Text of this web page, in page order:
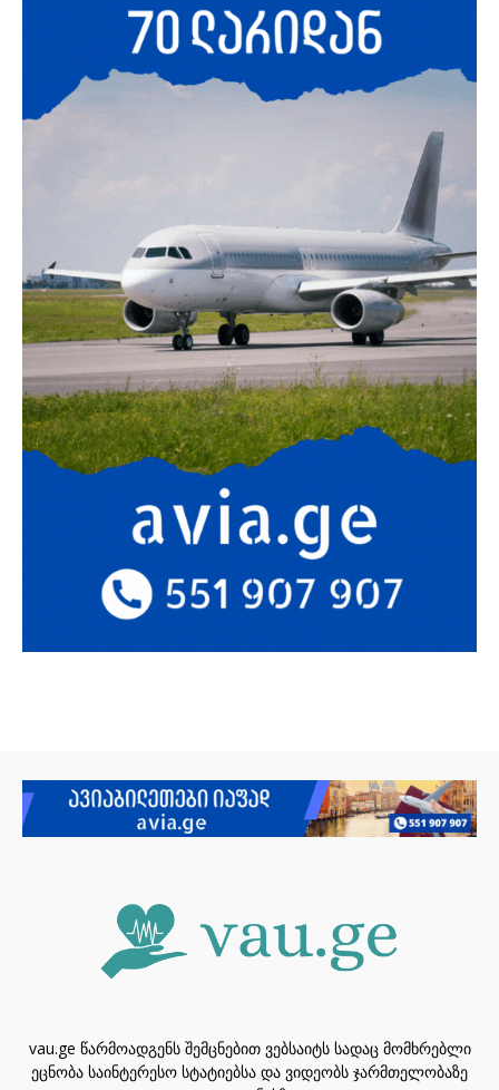
vau.ge წარმოადგენს შემცნებით ვებსაიტს სადაც მომხრებლი
ეცნობა საინტერესო სტატიებსა და ვიდეობს ჯარმთელობაზე